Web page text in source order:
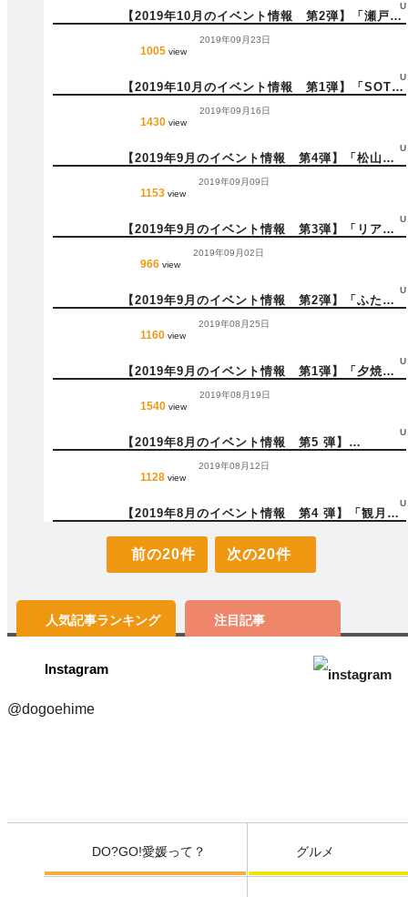
【2019年10月のイベント情報 第2弾】「瀬戸内
(土))他 多数
U
1005 view
2019年09月23日
【2019年10月のイベント情報 第1弾】「SOTO
U
1430 view
2019年09月16日
【2019年9月のイベント情報 第4弾】「松山空
U
1153 view
2019年09月09日
【2019年9月のイベント情報 第3弾】「リアル
脱出」」_(9月22日(日))他 多数
U
966 view
2019年09月02日
【2019年9月のイベント情報 第2弾】「ふたみT
(土))他 多数
U
1160 view
2019年08月25日
【2019年9月のイベント情報 第1弾】「夕焼け
多数
U
1540 view
2019年08月19日
【2019年8月のイベント情報 第5 弾】
多数
U
1128 view
2019年08月12日
【2019年8月のイベント情報 第4 弾】「観月
U
前の20件 次の20件
人気記事ランキング 注目記事
Instagram
@dogoehime
DO?GO!愛媛って？ グルメ